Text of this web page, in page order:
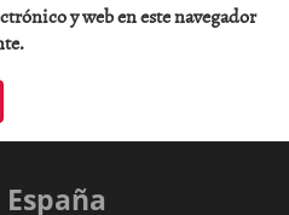
y web en este navegador
España